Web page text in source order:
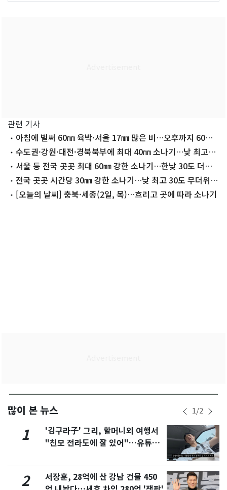
관련 기사
아침에 벌써 60㎜ 육박·서울 17㎜ 많은 비…오후까지 60㎜
더 수도권·강원·대전·경북북부에 최대 40㎜ 소나기…낮 최고
30도
서울 등 전국 곳곳 최대 60㎜ 강한 소나기…한낮 30도 더위
(종합)
전국 곳곳 시간당 30㎜ 강한 소나기…낮 최고 30도 무더위
[오늘날씨]
[오늘의 날씨] 충북·세종(2일, 목)…흐리고 곳에 따라 소나기
많이 본 뉴스 1/2
1
'김구라子' 그리, 할머니외 여행서
"친모 전라도에 잘 있어"…유튜브
2
서장훈, 28억에 산 강남 건물 450